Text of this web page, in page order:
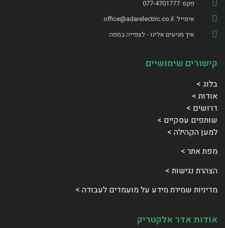
אימייל: office@adarelectric.co.il
איך מגיעים אלינו - לצפייה במפה
שימושיים
>
>
>
עסקיים >
הקהילה >
אתר >
נגישות >
שמירת מידע על מועמדים לעבודה >
אדר אלקטריק